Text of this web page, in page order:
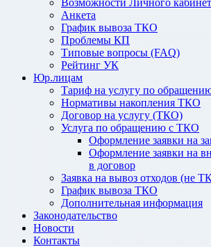
Возможности Личного
Анкета
График вывоза ТКО
Проблемы КП
Типовые вопросы (FAQ)
Рейтинг УК
Юр.лицам
Тариф на услугу по
Нормативы накопления ТКО
Договор на услугу (ТКО)
Услуга по обращению с ТКО
Оформление заявки на
Оформление заявки на
в договор
Заявка на вывоз отходов (не
График вывоза ТКО
Дополнительная информация
Законодательство
Новости
Контакты